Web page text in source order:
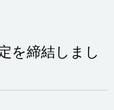
を締結しまし